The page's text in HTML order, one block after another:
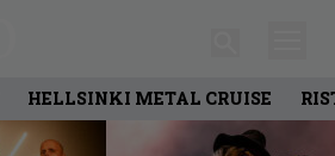
HELLSINKI METAL CRUISE